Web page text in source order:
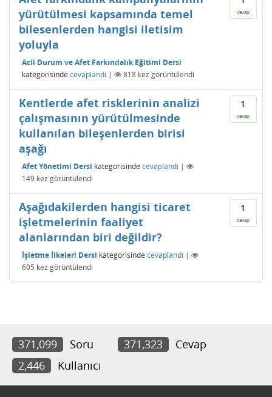
cevap
yürütülmesi kapsamında temel
bilesenlerden hangisi iletisim
yoluyla
Acil Durum ve Afet Farkındalık Eğitimi Dersi
kategorisinde cevaplandı | 818 kez görüntülendi
1
cevap
Kentlerde afet risklerinin analizi
çalışmasının yürütülmesinde
kullanılan bileşenlerden birisi
aşağı
Afet Yönetimi Dersi kategorisinde cevaplandı |
149 kez görüntülendi
1
cevap
Aşağıdakilerden hangisi ticaret
işletmelerinin faaliyet
alanlarından biri değildir?
İşletme İlkeleri Dersi kategorisinde cevaplandı |
605 kez görüntülendi
371,099 Soru 371,323
Cevap
2,446
Kullanıcı